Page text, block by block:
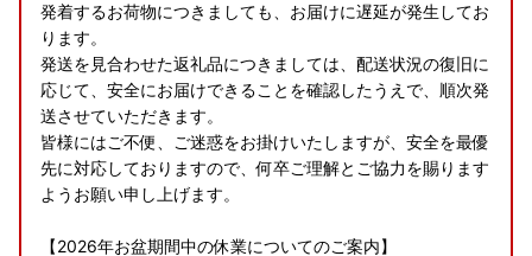
発着するお荷物につきましても、お届けに遅延が発生してお
ります。
発送を見合わせた返礼品につきましては、配送状況の復旧に
応じて、安全にお届けできることを確認したうえで、順次発
送させていただきます。
皆様にはご不便、ご迷惑をお掛けいたしますが、安全を最優
先に対応しておりますので、何卒ご理解とご協力を賜ります
ようお願い申し上げます。
【2026年お盆期間中の休業についてのご案内】